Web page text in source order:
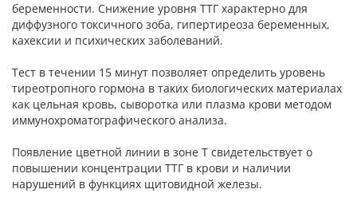
беременности. Снижение уровня ТТГ характерно для
диффузного токсичного зоба, гипертиреоза беременных,
кахексии и психических заболеваний.
Тест в течении 15 минут позволяет определить уровень
тиреотропного гормона в таких биологических материалах
как цельная кровь, сыворотка или плазма крови методом
иммунохроматографического анализа.
Появление цветной линии в зоне Т свидетельствует о
повышении концентрации ТТГ в крови и наличии
нарушений в функциях щитовидной железы.